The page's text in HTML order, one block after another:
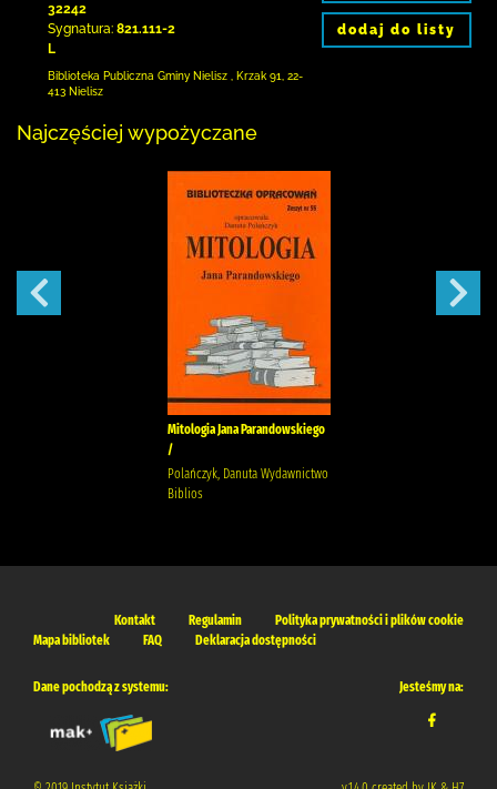
32242
Sygnatura: 821.111-2
L
Biblioteka Publiczna Gminy Nielisz Krzak 91
22-
413 Nielisz
dodaj do listy
Najczęściej wypożyczane
Mitologia Jana Parandowskiego
/
Polańczyk, Danuta Wydawnictwo
Biblios
Kontakt Regulamin
Polityka prywatności i plików cookie
Mapa bibliotek
FAQ Deklaracja dostępności
Dane pochodzą z systemu: Jesteśmy na: